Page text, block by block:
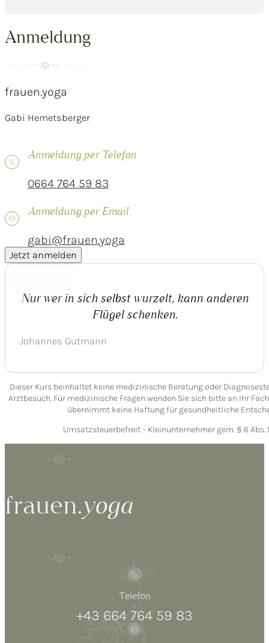
Anmeldung
frauen.yoga
Gabi Hemetsberger
Anmeldung per Telefon
0664 764 59 83
Anmeldung per Email
gabi@frauen.yoga
Jetzt anmelden
Nur wer in sich selbst wurzelt, kann anderen
Flügel schenken.
Johannes Gutmann
Dieser Kurs beinhaltet keine medizinische Beratung oder
Arztbesuch. Für medizinische Fragen wenden Sie sich bitte an Ihr
übernimmt keine Haftung für gesundheitliche
Umsatzsteuerbefreit – Kleinunternehmer gem. § 6 Abs.
frauen.yoga
Telefon
+43 664 764 59 83